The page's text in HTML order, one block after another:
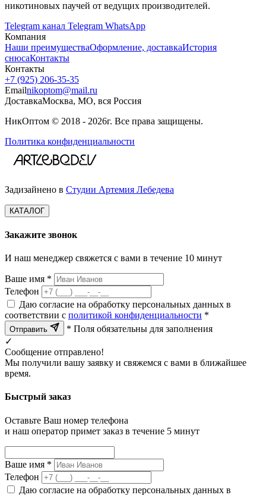
никотиновых паучей от ведущих производителей.
Telegram канал Telegram WhatsApp
Компания
Наши преимуществаОформление, доставкаИстория
снюсаКонтакты
Контакты
+7 (925) 206‑35‑35
Emailnikoptom@mail.ru
ДоставкаМосква, МО, вся Россия
НикОптом © 2018 - 2026г. Все права защищены.
Политика конфиденциальности
Задизайнено в Студии Артемия Лебедева
КАТАЛОГ
Закажите звонок
И наш менеджер свяжется с вами в течение 10 минут
Ваше имя *
Телефон
Даю согласие на обработку персональных данных в
соответствии с политикой конфиденциальности *
Отправить
* Поля обязательны для заполнения
✓
Сообщение отправлено!
Мы получили вашу заявку и свяжемся с вами в ближайшее
время.
Быстрый заказ
Оставьте Ваш номер телефона
и наш оператор примет заказ в течение 5 минут
Ваше имя *
Телефон
Даю согласие на обработку персональных данных в